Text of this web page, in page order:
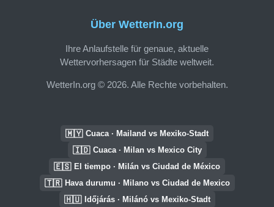
Über WetterIn.org
Ihre Anlaufstelle für genaue, aktuelle
Wettervorhersagen für Städte weltweit.
WetterIn.org © 2026. Alle Rechte vorbehalten.
🇲🇾 Cuaca · Mailand vs Mexiko-Stadt
🇮🇩 Cuaca · Milan vs Mexico City
🇪🇸 El tiempo · Milán vs Ciudad de México
🇹🇷 Hava durumu · Milano vs Ciudad de Mexico
🇭🇺 Időjárás · Milánó vs Mexiko-Stadt